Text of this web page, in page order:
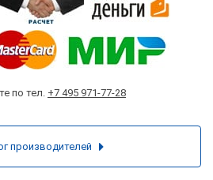
по тел. +7 495 971-77-28